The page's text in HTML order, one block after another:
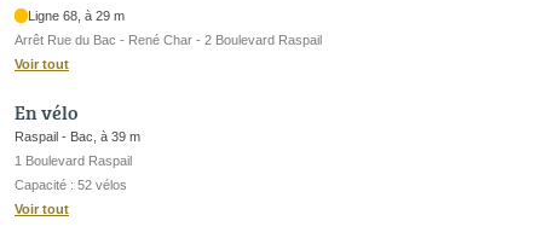
Ligne 68, à 29 m
Arrêt Rue du Bac - René Char - 2 Boulevard Raspail
Voir tout
En vélo
Raspail - Bac, à 39 m
1 Boulevard Raspail
Capacité : 52 vélos
Voir tout